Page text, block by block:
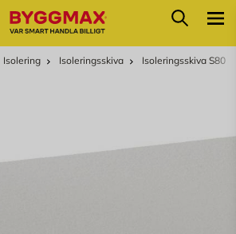
Sök
Isolering Isoleringsskiva Isoleringsskiva S80